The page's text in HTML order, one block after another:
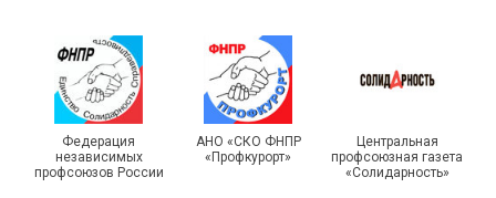
IX Туристический слёт
Московской городской
организации Профсоюза
Турслет и Спартакиада –
праздники спорта и
туризма прошли в Омской
области
Федерация
независимых
профсоюзов России
АНО «СКО ФНПР
«Профкурорт»
Центральная
профсоюзная газета
«Солидарность»